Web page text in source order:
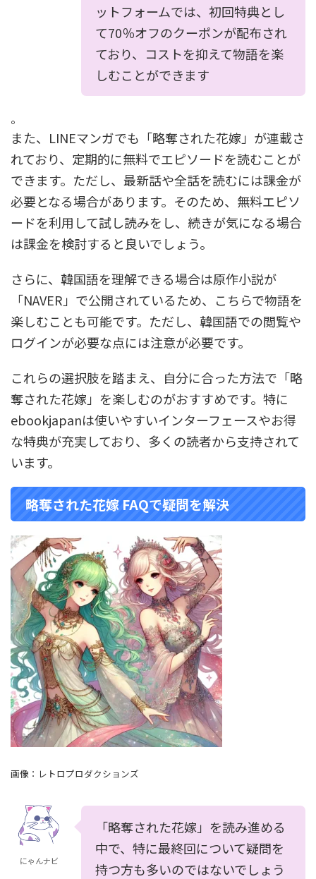
ットフォームでは、初回特典とし
て70％オフのクーポンが配布され
ており、コストを抑えて物語を楽
しむことができます
。
また、LINEマンガでも「略奪された花嫁」が連載さ
れており、定期的に無料でエピソードを読むことが
できます。ただし、最新話や全話を読むには課金が
必要となる場合があります。そのため、無料エピソ
ードを利用して試し読みをし、続きが気になる場合
は課金を検討すると良いでしょう。
さらに、韓国語を理解できる場合は原作小説が
「NAVER」で公開されているため、こちらで物語を
楽しむことも可能です。ただし、韓国語での閲覧や
ログインが必要な点には注意が必要です。
これらの選択肢を踏まえ、自分に合った方法で「略
奪された花嫁」を楽しむのがおすすめです。特に
ebookjapanは使いやすいインターフェースやお得
な特典が充実しており、多くの読者から支持されて
います。
略奪された花嫁 FAQで疑問を解決
画像：レトロプロダクションズ
にゃんナビ
「略奪された花嫁」を読み進める
中で、特に最終回について疑問を
持つ方も多いのではないでしょう